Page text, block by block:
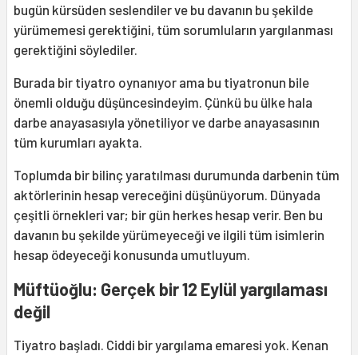
bugün kürsüden seslendiler ve bu davanın bu şekilde
yürümemesi gerektiğini, tüm sorumluların yargılanması
gerektiğini söylediler.
Burada bir tiyatro oynanıyor ama bu tiyatronun bile
önemli olduğu düşüncesindeyim. Çünkü bu ülke hala
darbe anayasasıyla yönetiliyor ve darbe anayasasının
tüm kurumları ayakta.
Toplumda bir bilinç yaratılması durumunda darbenin tüm
aktörlerinin hesap vereceğini düşünüyorum. Dünyada
çeşitli örnekleri var; bir gün herkes hesap verir. Ben bu
davanın bu şekilde yürümeyeceği ve ilgili tüm isimlerin
hesap ödeyeceği konusunda umutluyum.
Müftüoğlu: Gerçek bir 12 Eylül yargılaması
değil
Tiyatro başladı. Ciddi bir yargılama emaresi yok. Kenan